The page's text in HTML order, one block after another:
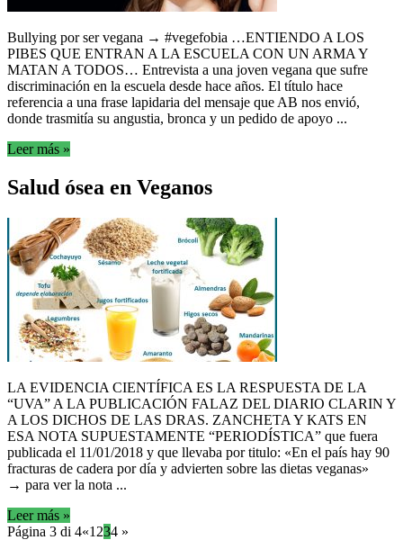
Bullying por ser vegana → #vegefobia …ENTIENDO A LOS
PIBES QUE ENTRAN A LA ESCUELA CON UN ARMA Y
MATAN A TODOS… Entrevista a una joven vegana que sufre
discriminación en la escuela desde hace años. El título hace
referencia a una frase lapidaria del mensaje que AB nos envió,
donde trasmitía su angustia, bronca y un pedido de apoyo ...
Leer más »
Salud ósea en Veganos
LA EVIDENCIA CIENTÍFICA ES LA RESPUESTA DE LA
“UVA” A LA PUBLICACIÓN FALAZ DEL DIARIO CLARIN Y
A LOS DICHOS DE LAS DRAS. ZANCHETA Y KATS EN
ESA NOTA SUPUESTAMENTE “PERIODÍSTICA” que fuera
publicada el 11/01/2018 y que llevaba por titulo: «En el país hay 90
fracturas de cadera por día y advierten sobre las dietas veganas»
→ para ver la nota ...
Leer más »
Página 3 di 4«1 234 »